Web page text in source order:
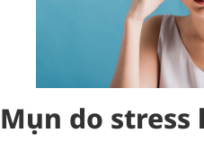
Mụn do stress